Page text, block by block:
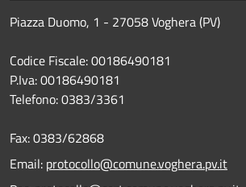
Piazza Duomo, 1 - 27058 Voghera (PV)
Codice Fiscale: 00186490181
P.Iva: 00186490181
Telefono:0383/3361
Fax:0383/62868
Email: protocollo@comune.voghera.pv.it